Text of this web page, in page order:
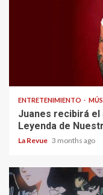
ENTRETENIMIENTO
Juanes recibirá
Leyenda de
La Revue 3 months ago